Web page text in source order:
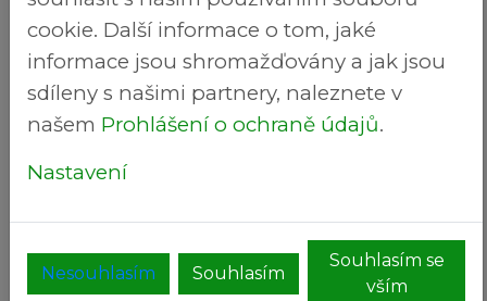
• zásady
• fotochemikálie
• pesticidy
• zářivky a jiný odpad s obsahem rtuti
(teploměry)
• barvy, tiskařské barvy, lepidla, pryskyřice
• detergenty obsahující nebezpečné látky
(čisticí prostředky)
cookie. Další informace o tom, jaké
informace jsou shromažďovány a jak jsou
sdíleny s našimi partnery, naleznete v
našem Prohlášení o ochraně údajů.
Nastavení
Nesouhlasím Souhlasím
Souhlasím se
vším